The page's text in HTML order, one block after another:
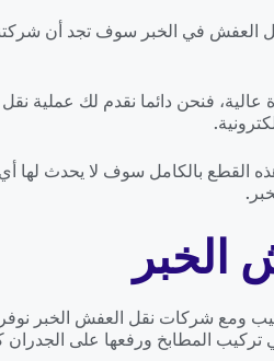
في الخبر سوف تجد أن
فنحن دائما نقدم لك عملية
هذه القطع بالكامل سوف لا
ومع شركات نقل العفش الخبر نوفر
المطابخ ورفعها على